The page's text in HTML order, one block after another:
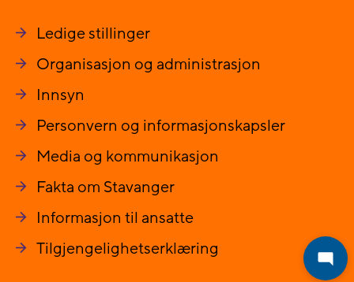
Ledige stillinger
Organisasjon og administrasjon
Innsyn
Personvern og informasjonskapsler
Media og kommunikasjon
Fakta om Stavanger
Informasjon til ansatte
Tilgjengelighetserklæring